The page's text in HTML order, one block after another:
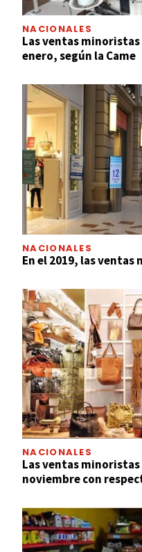
NACIONALES
Las ventas minoristas
enero, según la Came
NACIONALES
En el 2019, las
NACIONALES
Las ventas minoristas
noviembre con